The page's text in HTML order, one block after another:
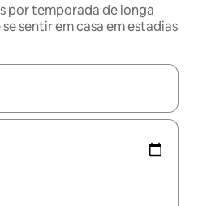
por temporada de longa
sentir em casa em estadias
disponíveis, explore-os